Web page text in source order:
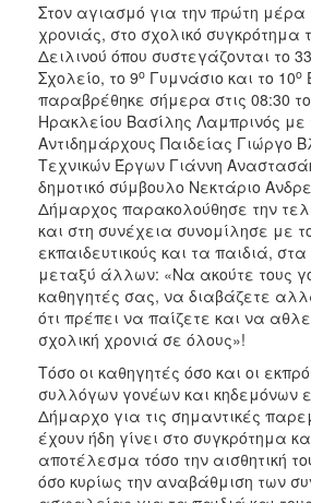
ΠΟΛΙΤΙΣΜΟΣ
ΑΝΘΕΚΤΙΚΗ
ΠΟΛΗ
Στον αγιασμό για την πρώτη μέρα
χρονιάς, στο σχολικό συγκρότημα
Δειλινού όπου συστεγάζονται το 33
Σχολείο, το 9ο Γυμνάσιο και το 10ο
παραβρέθηκε σήμερα στις 08:30
Ηρακλείου Βασίλης Λαμπρινός με
Αντιδημάρχους Παιδείας Γιώργο
Τεχνικών Έργων Γιάννη
δημοτικό σύμβουλο Νεκτάριο
Δήμαρχος παρακολούθησε την
και στη συνέχεια συνομίλησε με
εκπαιδευτικούς και τα παιδιά,
μεταξύ άλλων: «Να ακούτε τους
καθηγητές σας, να διαβάζετε
ότι πρέπει να παίζετε και να
σχολική χρονιά σε όλους»!
Τόσο οι καθηγητές όσο και οι
συλλόγων γονέων και κηδεμόνων
Δήμαρχο για τις σημαντικές
έχουν ήδη γίνει στο συγκρότημα
αποτέλεσμα τόσο την αισθητική
όσο κυρίως την αναβάθμιση των